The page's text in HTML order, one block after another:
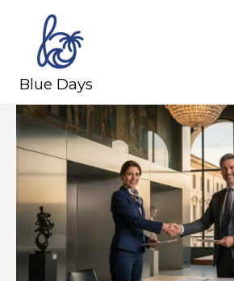
content
Blue Days